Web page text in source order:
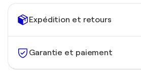
Expédition et retours
Garantie et paiement